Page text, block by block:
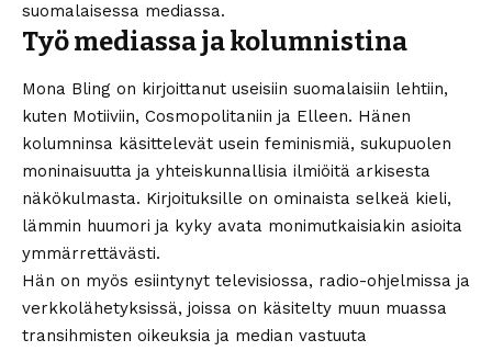
suomalaisessa mediassa.
Työ mediassa ja kolumnistina
Mona Bling on kirjoittanut useisiin suomalaisiin lehtiin,
kuten Motiiviin, Cosmopolitaniin ja Elleen. Hänen
kolumninsa käsittelevät usein feminismiä, sukupuolen
moninaisuutta ja yhteiskunnallisia ilmiöitä arkisesta
näkökulmasta. Kirjoituksille on ominaista selkeä kieli,
lämmin huumori ja kyky avata monimutkaisiakin asioita
ymmärrettävästi.
Hän on myös esiintynyt televisiossa, radio-ohjelmissa ja
verkkolähetyksissä, joissa on käsitelty muun muassa
transihmisten oikeuksia ja median vastuuta